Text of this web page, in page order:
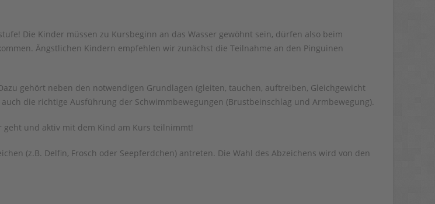
Die Kinder müssen zu Kursbeginn an das Wasser gewöhnt sein, dürfen also beim
Ängstlichen Kindern empfehlen wir zunächst die Teilnahme an den Pinguinen
gehört neben den notwendigen Grundlagen (gleiten, tauchen, auftreiben, Gleichgewicht
die richtige Ausführung der Schwimmbewegungen (Brustbeinschlag und Armbewegung).
geht und aktiv mit dem Kind am Kurs teilnimmt!
(z.B. Delfin, Frosch oder Seepferdchen) antreten. Die Wahl des Abzeichens wird von den